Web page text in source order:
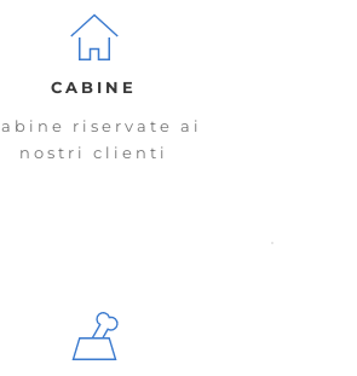
CABINE
riservate ai
nostri clienti